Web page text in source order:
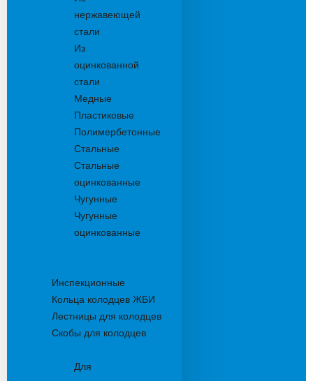
нержавеющей
стали
Из
оцинкованной
стали
Медные
Пластиковые
Полимербетонные
Стальные
Стальные
оцинкованные
Чугунные
Чугунные
оцинкованные
Инспекционные
Кольца колодцев ЖБИ
Лестницы для колодцев
Скобы для колодцев
Для